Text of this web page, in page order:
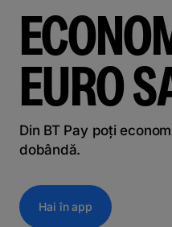
EURO
Din BT Pay poți
dobândă.
Hai în app